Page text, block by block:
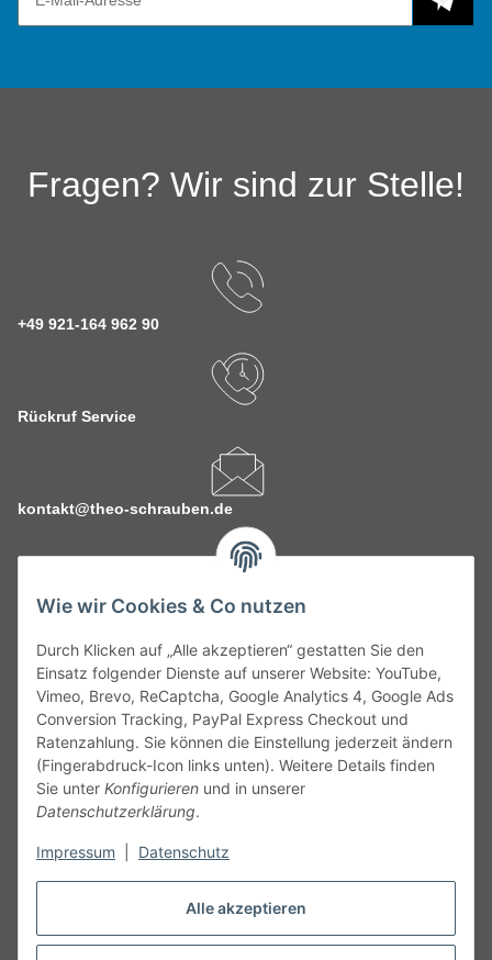
Alle akzeptieren
Wie wir Cookies & Co nutzen
Durch Klicken auf „Alle akzeptieren“ gestatten Sie den
Einsatz folgender Dienste auf unserer Website: YouTube,
Vimeo, Brevo, ReCaptcha, Google Analytics 4, Google Ads
Conversion Tracking, PayPal Express Checkout und
Ratenzahlung. Sie können die Einstellung jederzeit ändern
(Fingerabdruck-Icon links unten). Weitere Details finden
Sie unter Konfigurieren und in unserer
Datenschutzerklärung.
Impressum Datenschutz
Fragen? Wir sind zur Stelle!
+49 921-164 962 90
Rückruf Service
kontakt@theo-schrauben.de
Service
Gesetzliche Informationen
Alle technischen Angaben ohne Gewähr. Irrtümer und fehlerhafte
Angaben vorbehalten. Wenn Sie Datenblätter oder spezielle
unseren Kundenservice. Abbildungen der Artikel können
Vertrag widerrufen